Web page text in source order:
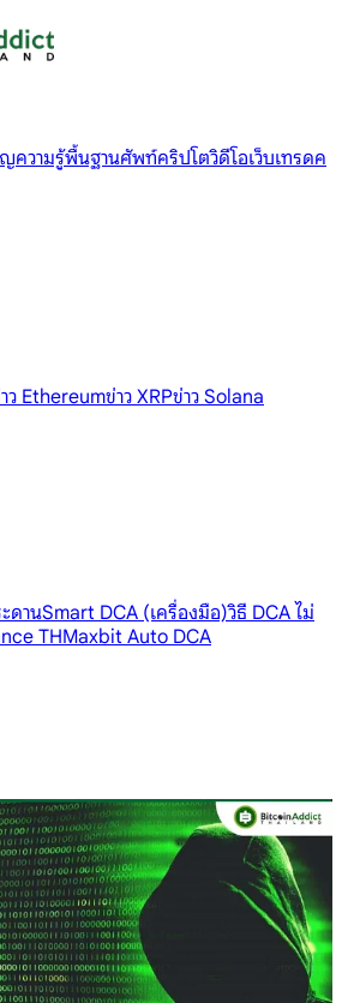
ความรู้พื้นฐานศัพท์คริปโตวิดีโอเว็บเทรดค
ว Ethereumข่าว XRPข่าว Solana
ดานSmart DCA (เครื่องมือ)วิธี DCA ไม่
THMaxbit Auto DCA